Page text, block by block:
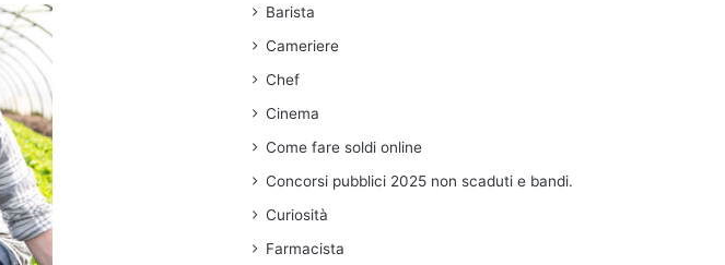
Barista
Cameriere
Chef
Cinema
Come fare soldi online
Concorsi pubblici 2025 non scaduti e bandi.
Curiosità
Farmacista